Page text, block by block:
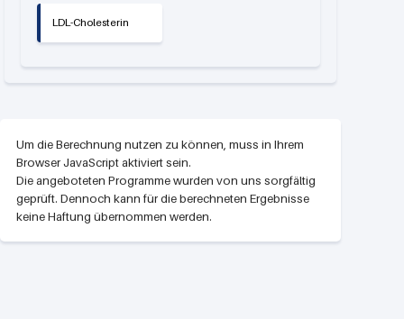
LDL-Cholesterin
Um die Berechnung nutzen zu können, muss in Ihrem
Browser JavaScript aktiviert sein.
Die angeboteten Programme wurden von uns sorgfältig
geprüft. Dennoch kann für die berechneten Ergebnisse
keine Haftung übernommen werden.